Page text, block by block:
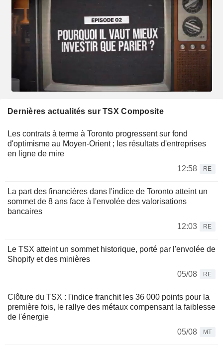
Dernières actualités sur TSX Composite
Les contrats à terme à Toronto progressent sur fond
d'optimisme au Moyen-Orient ; les résultats d'entreprises
en ligne de mire
12:58
RE
La part des financières dans l'indice de Toronto atteint un
sommet de 8 ans face à l'envolée des valorisations
bancaires
12:03
RE
Le TSX atteint un sommet historique, porté par l'envolée de
Shopify et des minières
05/08
RE
Clôture du TSX : l'indice franchit les 36 000 points pour la
première fois, le rallye des métaux compensant la faiblesse
de l'énergie
05/08
MT